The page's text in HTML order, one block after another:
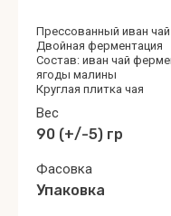
Прессованный иван
Двойная ферментация
Состав: иван чай
ягоды малины
Круглая плитка чая
Вес
90 (+/-5) гр
Фасовка
Упаковка